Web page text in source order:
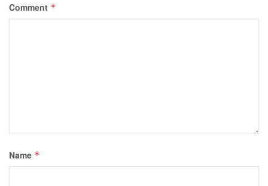
Comment *
Name *